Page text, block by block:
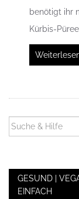
benötigt ihr
Kürbis-
SUCHEN
NACH:
GESUND |
EINFACH